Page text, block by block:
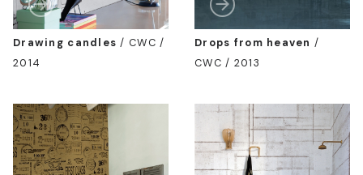
Drawing candles /CWC /
2014
Drops from heaven /
CWC / 2013